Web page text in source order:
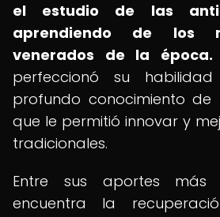
el estudio de las
aprendiendo de los
venerados de la época.
perfeccionó su
profundo conocimiento de
que le permitió innovar y
tradicionales.
Entre sus aportes más
encuentra la